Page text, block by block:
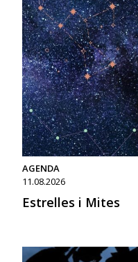
AGENDA
11.08.2026
Estrelles i Mites